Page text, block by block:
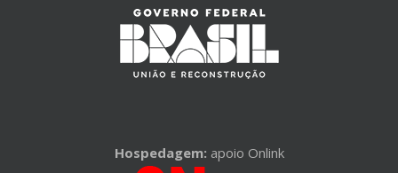
Hospedagem: apoio Onlink